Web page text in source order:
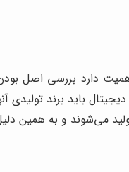
دارد بررسی اصل
باید برند
می‌شوند و به همین